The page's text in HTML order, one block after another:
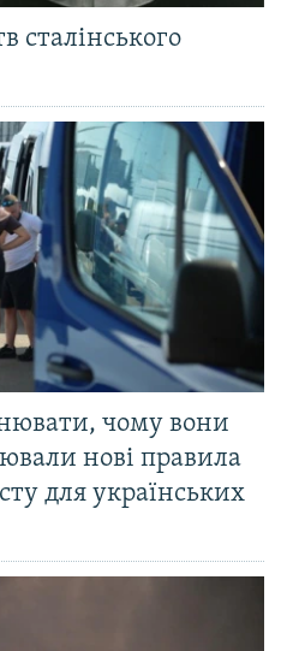
сталінського
чому вони
нові правила
для українських